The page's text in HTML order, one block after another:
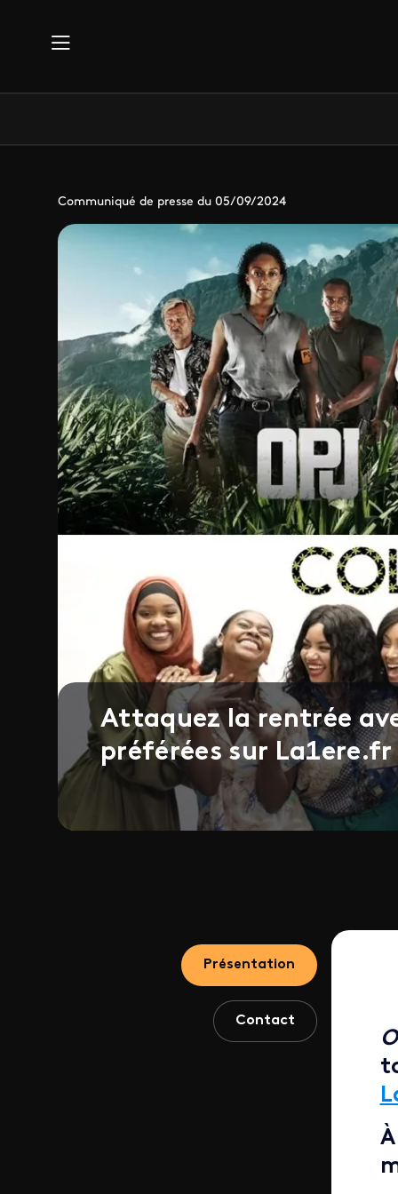
Communiqué de presse du 05/09/2024
Attaquez la rentrée
préférées sur
Présentation
Contact